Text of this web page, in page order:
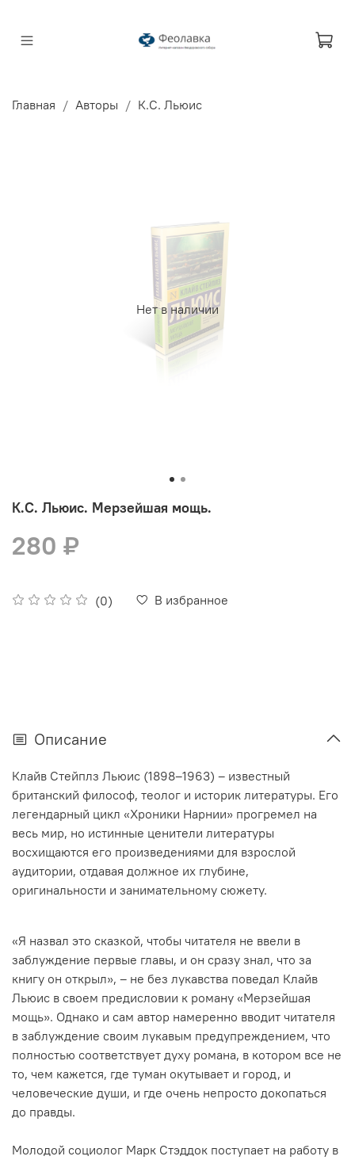
Главная Авторы К.С. Льюис
Нет в наличии
К.С. Льюис. Мерзейшая мощь.
(0) В избранное
280 ₽
Описание
Клайв Стейплз Льюис (1898–1963) – известный
британский философ, теолог и историк литературы. Его
легендарный цикл «Хроники Нарнии» прогремел на
весь мир, но истинные ценители литературы
восхищаются его произведениями для взрослой
аудитории, отдавая должное их глубине,
оригинальности и занимательному сюжету.
«Я назвал это сказкой, чтобы читателя не ввели в
заблуждение первые главы, и он сразу знал, что за
книгу он открыл», – не без лукавства поведал Клайв
Льюис в своем предисловии к роману «Мерзейшая
мощь». Однако и сам автор намеренно вводит читателя
в заблуждение своим лукавым предупреждением, что
полностью соответствует духу романа, в котором все не
то, чем кажется, где туман окутывает и город, и
человеческие души, и где очень непросто докопаться
до правды.
Молодой социолог Марк Стэддок поступает на работу в